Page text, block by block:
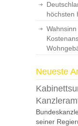
höchsten
Neueste
seiner